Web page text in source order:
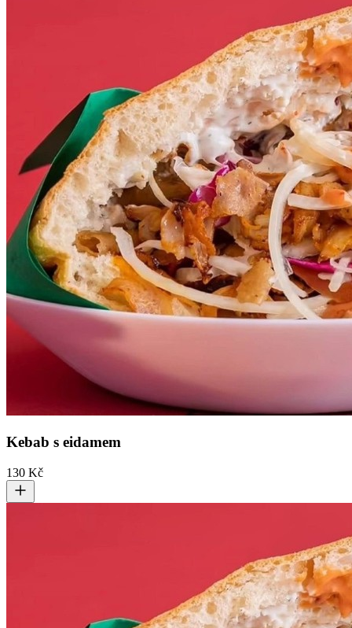
Kebab s eidamem
130 Kč